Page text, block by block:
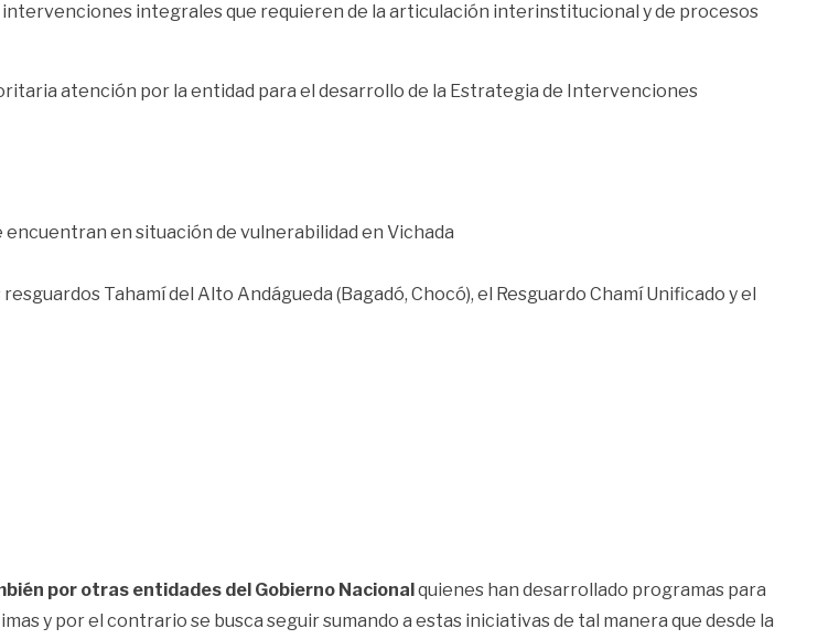
integrales que requieren de la articulación interinstitucional y de procesos
atención por la entidad para el desarrollo de la Estrategia de Intervenciones
encuentran en situación de vulnerabilidad en Vichada
Tahamí del Alto Andágueda (Bagadó, Chocó), el Resguardo Chamí Unificado y el
por otras entidades del Gobierno Nacionalquienes han desarrollado programas para
y por el contrario se busca seguir sumando a estas iniciativas de tal manera que desde la